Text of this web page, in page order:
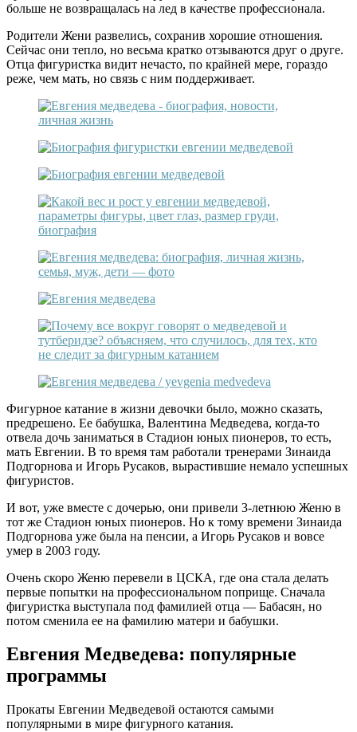
больше не возвращалась на лед в качестве профессионала.
Родители Жени развелись, сохранив хорошие отношения.
Сейчас они тепло, но весьма кратко отзываются друг о друге.
Отца фигуристка видит нечасто, по крайней мере, гораздо
реже, чем мать, но связь с ним поддерживает.
Фигурное катание в жизни девочки было, можно сказать,
предрешено. Ее бабушка, Валентина Медведева, когда-то
отвела дочь заниматься в Стадион юных пионеров, то есть,
мать Евгении. В то время там работали тренерами Зинаида
Подгорнова и Игорь Русаков, вырастившие немало успешных
фигуристов.
И вот, уже вместе с дочерью, они привели 3-летнюю Женю в
тот же Стадион юных пионеров. Но к тому времени Зинаида
Подгорнова уже была на пенсии, а Игорь Русаков и вовсе
умер в 2003 году.
Очень скоро Женю перевели в ЦСКА, где она стала делать
первые попытки на профессиональном поприще. Сначала
фигуристка выступала под фамилией отца — Бабасян, но
потом сменила ее на фамилию матери и бабушки.
Евгения Медведева: популярные
программы
Прокаты Евгении Медведевой остаются самыми
популярными в мире фигурного катания.